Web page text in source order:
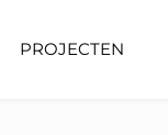
PROJECTEN